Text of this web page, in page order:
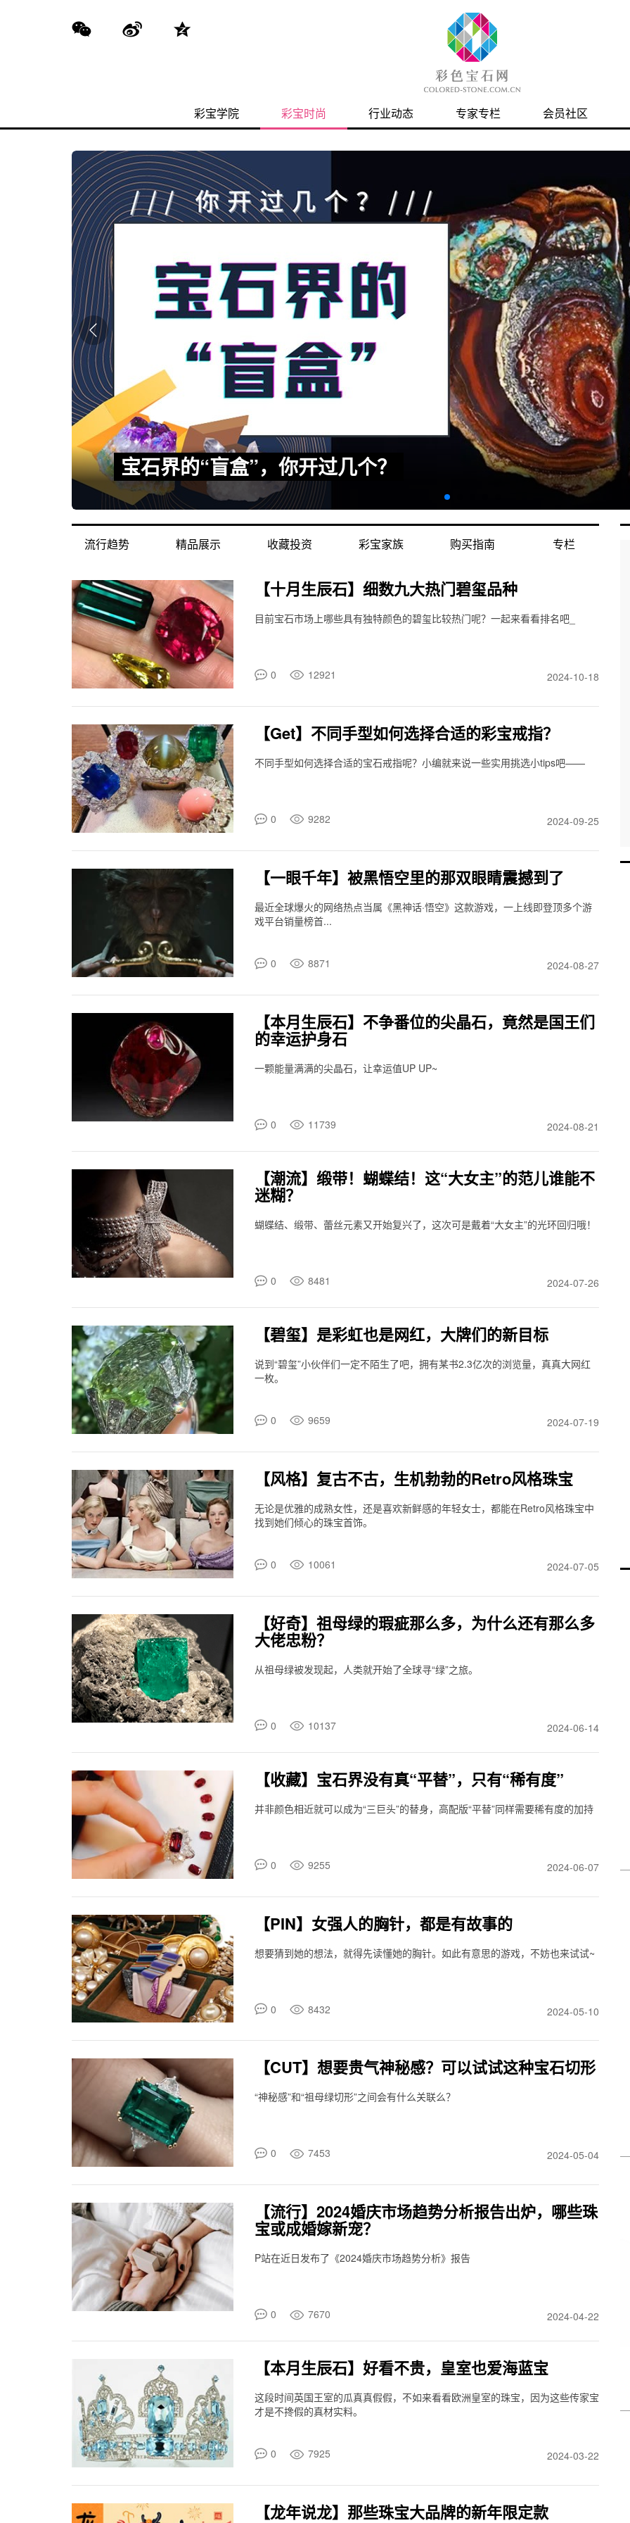
彩宝学院 彩宝时尚 行业动态 专家专栏 会员社区
总结：订婚戒选蓝宝石的八大
流行趋势 精品展示 收藏投资 彩宝家族 购买指南 专栏
【十月生辰石】细数九大热门碧玺品种
目前宝石市场上哪些具有独特颜色的碧玺比较热门呢？一起来看看排名吧_
0 12921 2024-10-18
【Get】不同手型如何选择合适的彩宝戒指？
不同手型如何选择合适的宝石戒指呢？小编就来说一些实用挑选小tips吧——
0 9282 2024-09-25
【一眼千年】被黑悟空里的那双眼睛震撼到了
最近全球爆火的网络热点当属《黑神话·悟空》这款游戏，一上线即登顶多个游
戏平台销量榜首...
0 8871 2024-08-27
【本月生辰石】不争番位的尖晶石，竟然是国王们
的幸运护身石
一颗能量满满的尖晶石，让幸运值UP UP~
0 11739 2024-08-21
【潮流】缎带！蝴蝶结！这“大女主”的范儿谁能不
迷糊？
蝴蝶结、缎带、蕾丝元素又开始复兴了，这次可是戴着“大女主”的光环回归哦！
0 8481 2024-07-26
【碧玺】是彩虹也是网红，大牌们的新目标
说到“碧玺”小伙伴们一定不陌生了吧，拥有某书2.3亿次的浏览量，真真大网红
一枚。
0 9659 2024-07-19
【风格】复古不古，生机勃勃的Retro风格珠宝
无论是优雅的成熟女性，还是喜欢新鲜感的年轻女士，都能在Retro风格珠宝中
找到她们倾心的珠宝首饰。
0 10061 2024-07-05
【好奇】祖母绿的瑕疵那么多，为什么还有那么多
大佬忠粉？
从祖母绿被发现起，人类就开始了全球寻“绿”之旅。
0 10137 2024-06-14
【收藏】宝石界没有真“平替”，只有“稀有度”
并非颜色相近就可以成为“三巨头”的替身，高配版“平替”同样需要稀有度的加持
0 9255 2024-06-07
【PIN】女强人的胸针，都是有故事的
想要猜到她的想法，就得先读懂她的胸针。如此有意思的游戏，不妨也来试试~
0 8432 2024-05-10
【CUT】想要贵气神秘感？可以试试这种宝石切形
“神秘感”和“祖母绿切形”之间会有什么关联么？
0 7453 2024-05-04
【流行】2024婚庆市场趋势分析报告出炉，哪些珠
宝或成婚嫁新宠？
P站在近日发布了《2024婚庆市场趋势分析》报告
0 7670 2024-04-22
【本月生辰石】好看不贵，皇室也爱海蓝宝
这段时间英国王室的瓜真真假假，不如来看看欧洲皇室的珠宝，因为这些传家宝
才是不搀假的真材实料。
0 7925 2024-03-22
【龙年说龙】那些珠宝大品牌的新年限定款